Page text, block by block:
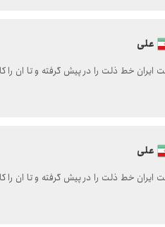
علی
ایران خط ذلت را در پیش گرفته و تا ان را
علی
ایران خط ذلت را در پیش گرفته و تا ان را